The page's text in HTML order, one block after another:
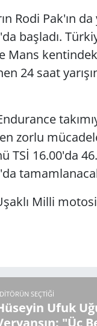
Rodi Pak'ın da
başladı.
Mans
24 saat
zorlu
TSİ 16.00'da
Milli
SEÇTIĞI
Ufuk